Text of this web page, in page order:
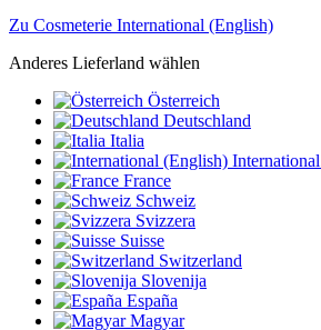
Zu Cosmeterie International (English)
Anderes Lieferland wählen
Österreich
Deutschland
Italia
France
Schweiz
Svizzera
Suisse
Switzerland
Slovenija
España
Magyar